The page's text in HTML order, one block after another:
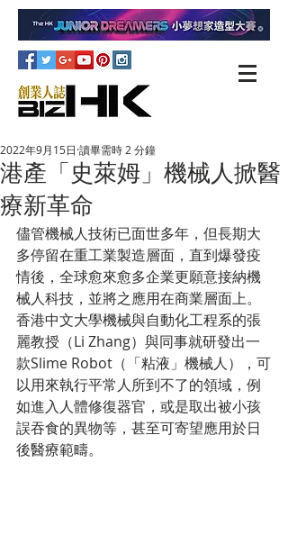
港產「史萊姆」機械人掀醫
療新革命
2022年9月15日 讀畢需時 2 分鐘
儘管機械人技術已面世多年，但長期大
多停留在重工業製造層面，直到爆發疫
情後，全球愈來愈多企業更願意接納機
械人科技，並將之應用在商業層面上。
香港中文大學機械與自動化工程系的張
麗教授（Li Zhang）與同事就研發出一
款Slime Robot（「粘液」機械人），可
以用來執行平常人所到不了的領域，例
如進入人體修復器官，或是取出被小孩
誤吞食的異物等，甚至可寄望應用於日
後醫療範疇。